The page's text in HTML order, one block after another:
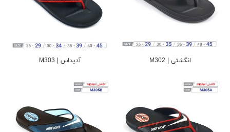
انگشتی | M302 آدیداس | M303